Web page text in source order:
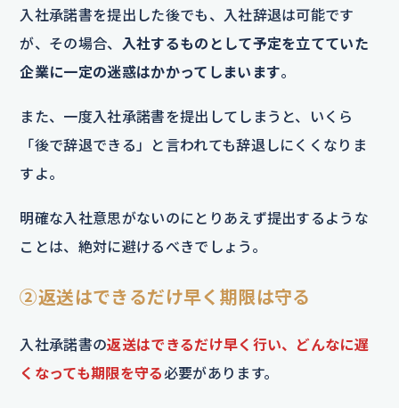
入社承諾書を提出した後でも、入社辞退は可能です
が、その場合、 入社するものとして予定を立てていた
企業に一定の迷惑はかかってしまいます。
また、一度入社承諾書を提出してしまうと、いくら
「後で辞退できる」と言われても辞退しにくくなりま
すよ。
明確な入社意思がないのにとりあえず提出するような
ことは、絶対に避けるべきでしょう。
②返送はできるだけ早く期限は守る
入社承諾書の返送はできるだけ早く行い、どんなに遅
くなっても期限を守る 必要があります。